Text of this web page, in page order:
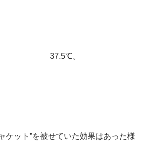
37.5℃。
ケット”を被せていた効果はあった様